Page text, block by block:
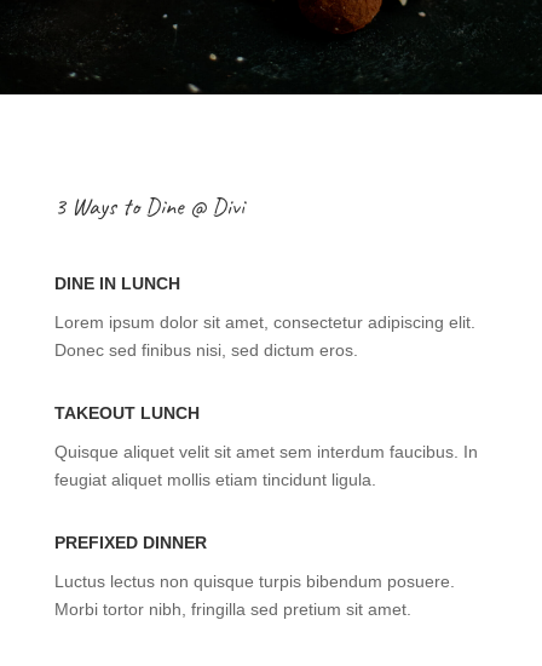
3 Ways to Dine @ Divi
DINE IN LUNCH
Lorem ipsum dolor sit amet, consectetur adipiscing elit.
Donec sed finibus nisi, sed dictum eros.
TAKEOUT LUNCH
Quisque aliquet velit sit amet sem interdum faucibus. In
feugiat aliquet mollis etiam tincidunt ligula.
PREFIXED DINNER
Luctus lectus non quisque turpis bibendum posuere.
Morbi tortor nibh, fringilla sed pretium sit amet.